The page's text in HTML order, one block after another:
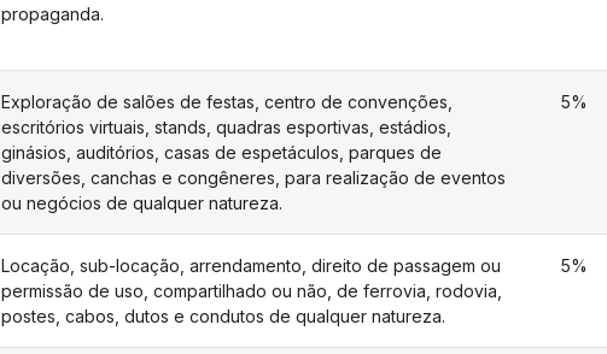
propaganda.
Exploração de salões de festas, centro de convenções,
escritórios virtuais, stands, quadras esportivas, estádios,
ginásios, auditórios, casas de espetáculos, parques de
diversões, canchas e congêneres, para realização de eventos
ou negócios de qualquer natureza.
5%
Locação, sub-locação, arrendamento, direito de passagem ou
permissão de uso, compartilhado ou não, de ferrovia, rodovia,
postes, cabos, dutos e condutos de qualquer natureza.
5%